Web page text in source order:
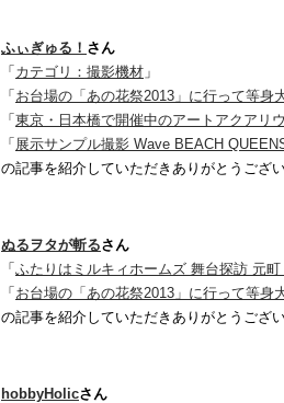
ふぃぎゅる！ さん
「 カテゴリ：撮影機材 」
「 お台場の「あの花祭2013」に行って等身
「 東京・日本橋で開催中のアートアクアリ
「 展示サンプル撮影 Wave BEACH
の記事を紹介していただきありがとうござ
ぬるヲタが斬るさん
「 ふたりはミルキィホームズ 舞台探訪 元
「 お台場の「あの花祭2013」に行って等身
の記事を紹介していただきありがとうござ
hobbyHolicさん